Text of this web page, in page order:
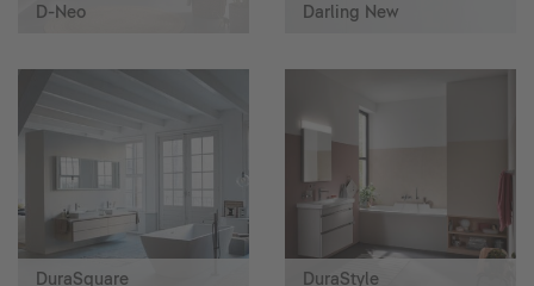
D-Neo Darling New
DuraSquare DuraStyle